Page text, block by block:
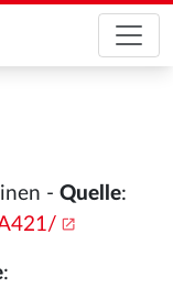
- Quelle:
: